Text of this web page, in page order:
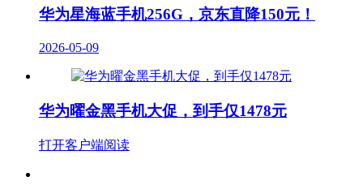
华为星海蓝手机256G，京东直降150元！
2026-05-09
华为曜金黑手机大促，到手仅1478元
打开客户端阅读